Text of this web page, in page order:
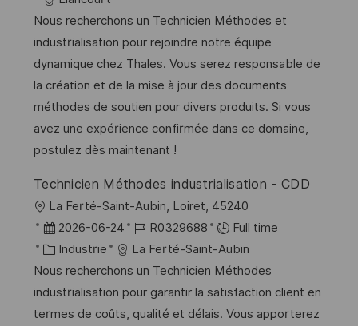
a
l
i
s
a
t
i
n
e
d
’
a
f
f
h
a
g
e
f
é
r
e
n
c
e
u
p
o
s
t
e
t
é
g
o
r
i
Nous recherchons un Technicien Méthodes et
industrialisation pour rejoindre notre équipe
dynamique chez Thales. Vous serez responsable de
la création et de la mise à jour des documents
méthodes de soutien pour divers produits. Si vous
avez une expérience confirmée dans ce domaine,
postulez dès maintenant !
Technicien Méthodes industrialisation - CDD
o
c
a
l
i
La Ferté-Saint-Aubin, Loiret, 45240
D
a
t
e
d
2026-06-24
R
é
f
é
r
R0329688
Full time
C
a
t
é
Industrie
La Ferté-Saint-Aubin
Nous recherchons un Technicien Méthodes
industrialisation pour garantir la satisfaction client en
termes de coûts, qualité et délais. Vous apporterez